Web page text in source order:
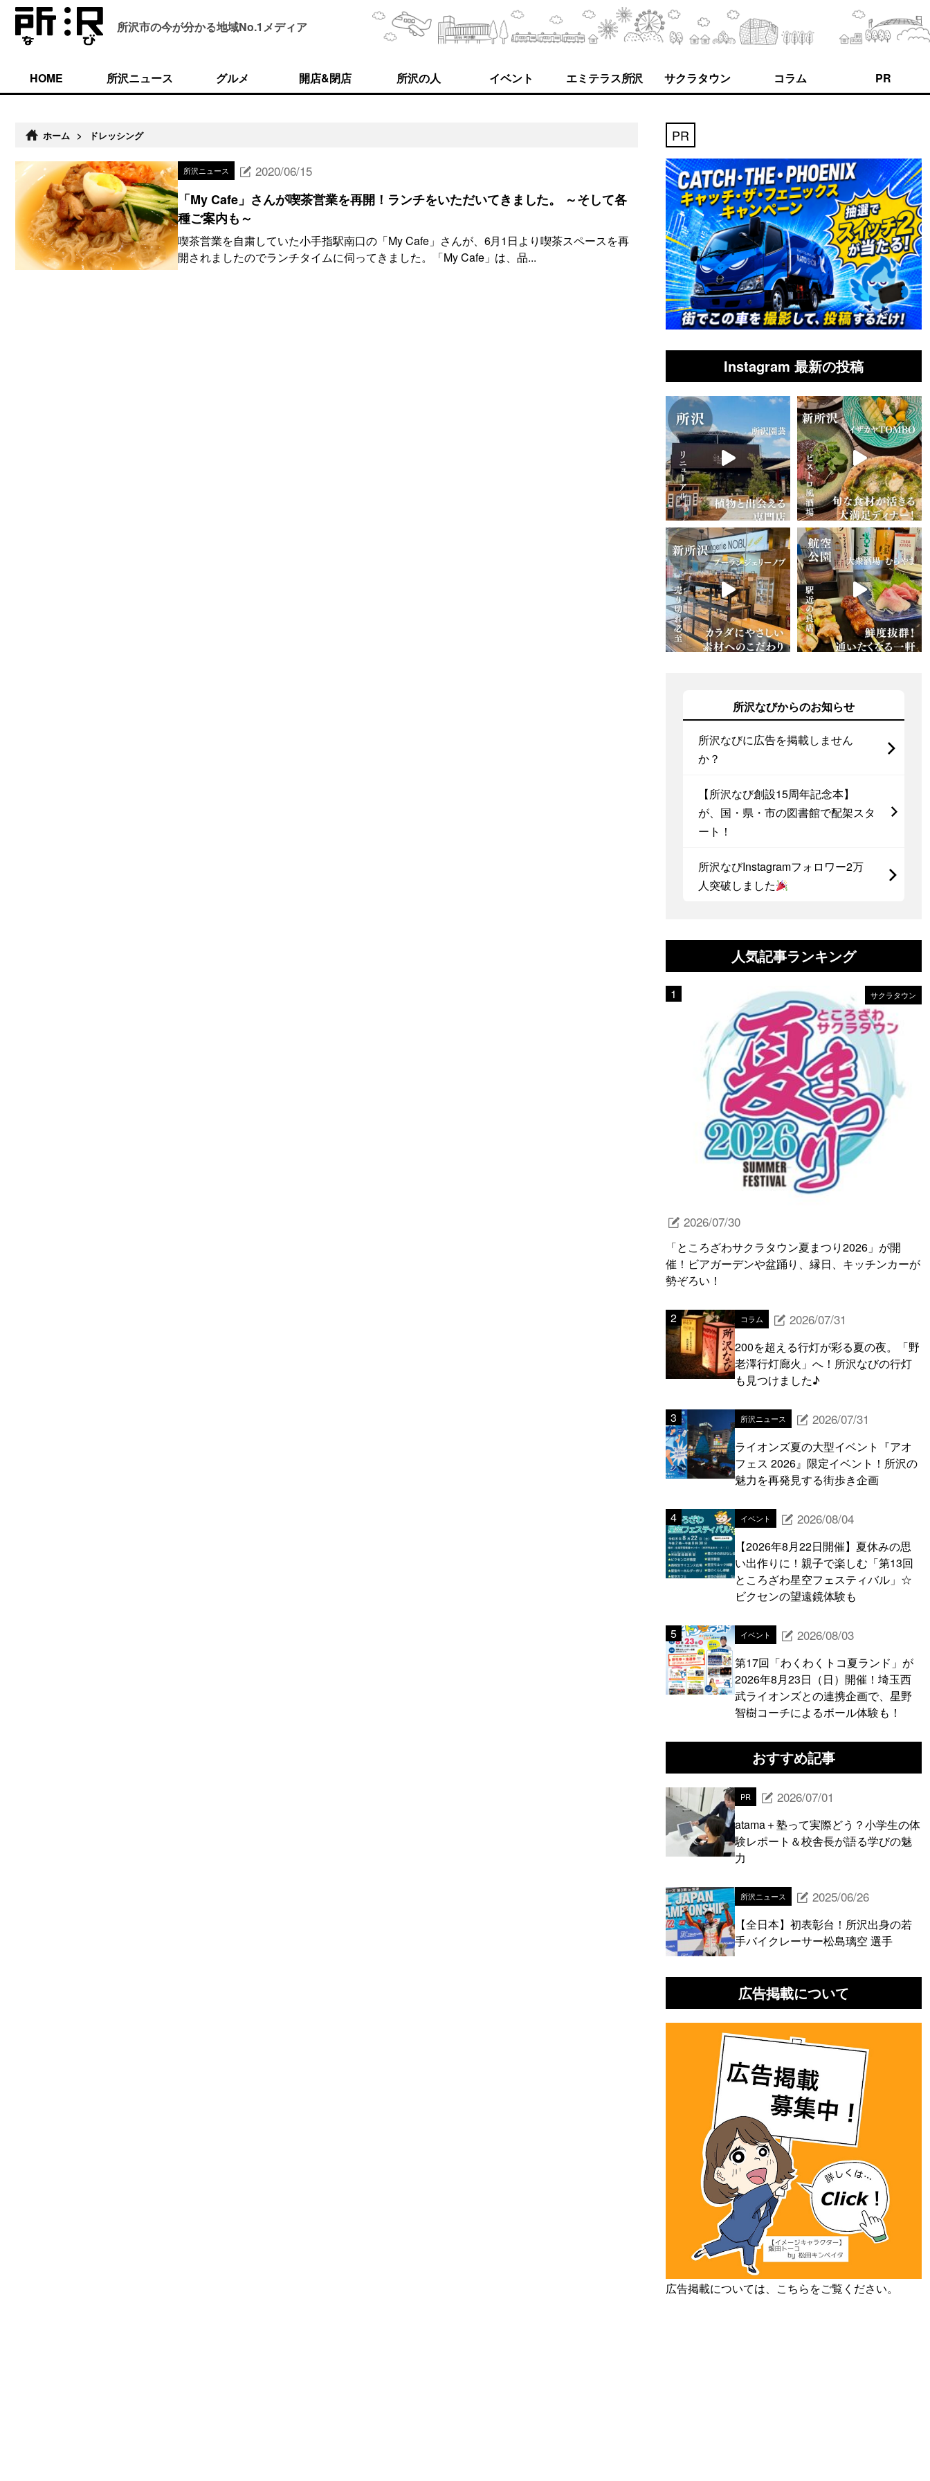
所沢市の今が分かる地域No.1メディア
HOME 所沢ニュース グルメ 開店&閉店 所沢の人 イベント エミテラス所沢 サクラタウン コラム PR
ホーム > ドレッシング
所沢ニュース 2020/06/15
「My Cafe」さんが喫茶営業を再開！ランチをいただいてきました。 ～そして各
種ご案内も～
喫茶営業を自粛していた小手指駅南口の「My Cafe」さんが、6月1日より喫茶スペースを再
開されましたのでランチタイムに伺ってきました。「My Cafe」は、品...
PR
Instagram 最新の投稿
所沢なびからのお知らせ
所沢なびに広告を掲載しません
か？
【所沢なび創設15周年記念本】
が、国・県・市の図書館で配架スタ
ート！
所沢なびInstagramフォロワー2万
人突破しました
人気記事ランキング
サクラタウン
2026/07/30
「ところざわサクラタウン夏まつり2026」が開
催！ビアガーデンや盆踊り、縁日、キッチンカーが
勢ぞろい！
コラム 2026/07/31
200を超える行灯が彩る夏の夜。「野
老澤行灯廊火」へ！所沢なびの行灯
も見つけました♪
所沢ニュース 2026/07/31
ライオンズ夏の大型イベント『アオ
フェス 2026』限定イベント！所沢の
魅力を再発見する街歩き企画
イベント 2026/08/04
【2026年8月22日開催】夏休みの思
い出作りに！親子で楽しむ「第13回
ところざわ星空フェスティバル」☆
ビクセンの望遠鏡体験も
イベント 2026/08/03
第17回「わくわくトコ夏ランド」が
2026年8月23日（日）開催！埼玉西
武ライオンズとの連携企画で、星野
智樹コーチによるボール体験も！
おすすめ記事
PR 2026/07/01
atama＋塾って実際どう？小学生の体
験レポート＆校舎長が語る学びの魅
力
所沢ニュース 2025/06/26
【全日本】初表彰台！所沢出身の若
手バイクレーサー松島璃空 選手
広告掲載について
広告掲載については、こちらをご覧ください。